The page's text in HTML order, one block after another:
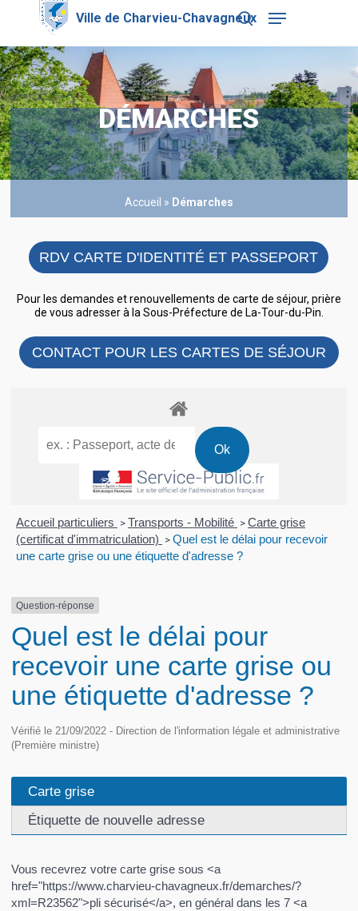
content
search
Menu
DÉMARCHES
Accueil » Démarches
RDV CARTE D'IDENTITÉ ET PASSEPORT
Pour les demandes et renouvellements de carte de séjour, prière
de vous adresser à la Sous-Préfecture de La-Tour-du-Pin.
CONTACT POUR LES CARTES DE SÉJOUR
Accueil particuliers > Transports - Mobilité > Carte grise
(certificat d'immatriculation) > Quel est le délai pour recevoir
une carte grise ou une étiquette d'adresse ?
Question-réponse
Quel est le délai pour
recevoir une carte grise ou
une étiquette d'adresse ?
Vérifié le 21/09/2022 - Direction de l'information légale et administrative
(Première ministre)
Carte grise
Étiquette de nouvelle adresse
Vous recevrez votre carte grise sous <a
href="https://www.charvieu-chavagneux.fr/demarches/?
xml=R23562">pli sécurisé</a>, en général dans les 7 <a
Close